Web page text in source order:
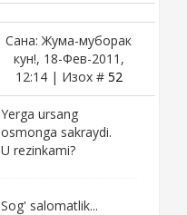
Сана: Жума-муборак
кун!, 18-Фев-2011,
12:14 | Изох # 52
Yerga ursang
osmonga sakraydi.
U rezinkami?
Sog' salomatlik...